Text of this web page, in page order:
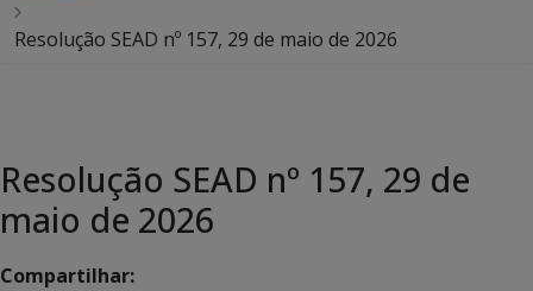
Resolução SEAD nº 157, 29 de maio de 2026
Resolução SEAD nº 157, 29 de
maio de 2026
Compartilhar: